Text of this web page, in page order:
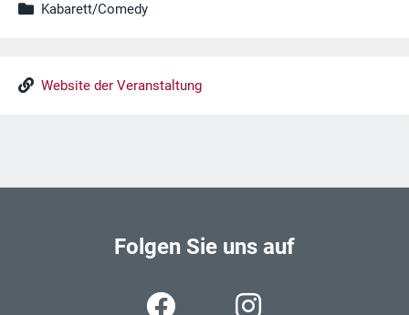
Kabarett/Comedy
Website der Veranstaltung
Folgen Sie uns auf